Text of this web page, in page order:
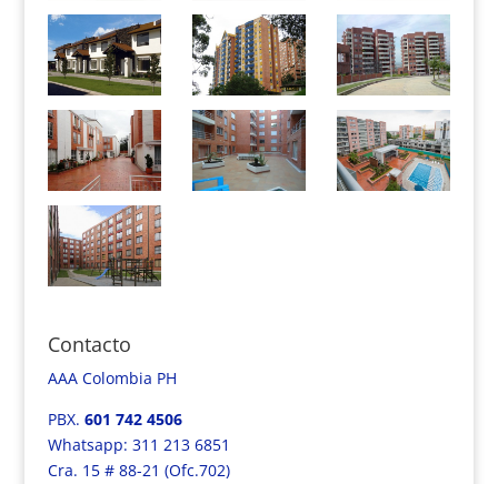
Contacto
AAA Colombia PH
PBX. 601 742 4506
Whatsapp: 311 213 6851
Cra. 15 # 88-21 (Ofc.702)